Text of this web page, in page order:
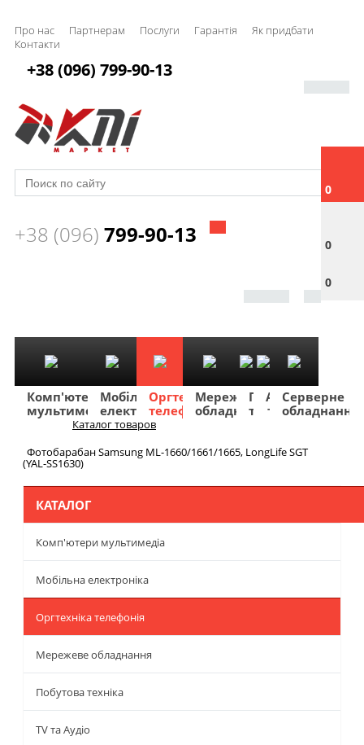
Про нас Партнерам Послуги Гарантія
Як придбати
Контакти
0
0
0
+38 (096) 799-90-13
+38 (096) 799-90-13
Комп'ютери
мультимедіа
Мобільна
електроніка
Оргтехніка
телефонія
Мережеве
обладнання
Побутова
техніка
TV
та
Фото
та
Авто
та
Серверне
обладнання
Каталог товаров
Фотобарабан Samsung ML-1660/1661/1665, LongLife SGT
(YAL-SS1630)
КАТАЛОГ
Комп'ютери мультимедіа
Мобільна електроніка
Оргтехніка телефонія
Мережеве обладнання
Побутова техніка
TV та Аудіо